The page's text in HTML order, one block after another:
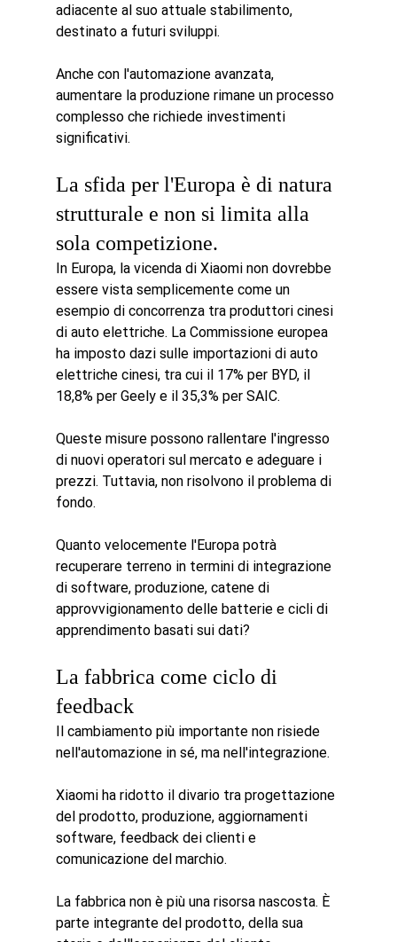
adiacente al suo attuale stabilimento,
destinato a futuri sviluppi.
Anche con l'automazione avanzata,
aumentare la produzione rimane un processo
complesso che richiede investimenti
significativi.
La sfida per l'Europa è di natura
strutturale e non si limita alla
sola competizione.
In Europa, la vicenda di Xiaomi non dovrebbe
essere vista semplicemente come un
esempio di concorrenza tra produttori cinesi
di auto elettriche. La Commissione europea
ha imposto dazi sulle importazioni di auto
elettriche cinesi, tra cui il 17% per BYD, il
18,8% per Geely e il 35,3% per SAIC.
Queste misure possono rallentare l'ingresso
di nuovi operatori sul mercato e adeguare i
prezzi. Tuttavia, non risolvono il problema di
fondo.
Quanto velocemente l'Europa potrà
recuperare terreno in termini di integrazione
di software, produzione, catene di
approvvigionamento delle batterie e cicli di
apprendimento basati sui dati?
La fabbrica come ciclo di
feedback
Il cambiamento più importante non risiede
nell'automazione in sé, ma nell'integrazione.
Xiaomi ha ridotto il divario tra progettazione
del prodotto, produzione, aggiornamenti
software, feedback dei clienti e
comunicazione del marchio.
La fabbrica non è più una risorsa nascosta. È
parte integrante del prodotto, della sua